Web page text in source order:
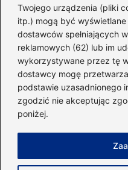
Twojego urządzenia (pliki
itp.) mogą być
dostawców spełniających
reklamowych (62) lub im
wykorzystywane przez tę
dostawcy mogę
podstawie uzasadnionego
zgodzić nie akceptując
poniżej.
Dieta i kalorie(221)
Fitness(236)
Siłownia(101)
Sport(60)
Sprzęt i akcesoria
Suplementy(38)